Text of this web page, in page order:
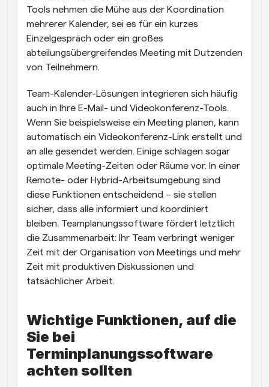
Tools nehmen die Mühe aus der Koordination
mehrerer Kalender, sei es für ein kurzes
Einzelgespräch oder ein großes
abteilungsübergreifendes Meeting mit Dutzenden
von Teilnehmern.
Team-Kalender-Lösungen integrieren sich häufig
auch in Ihre E-Mail- und Videokonferenz-Tools.
Wenn Sie beispielsweise ein Meeting planen, kann
automatisch ein Videokonferenz-Link erstellt und
an alle gesendet werden. Einige schlagen sogar
optimale Meeting-Zeiten oder Räume vor. In einer
Remote- oder Hybrid-Arbeitsumgebung sind
diese Funktionen entscheidend – sie stellen
sicher, dass alle informiert und koordiniert
bleiben. Teamplanungssoftware fördert letztlich
die Zusammenarbeit: Ihr Team verbringt weniger
Zeit mit der Organisation von Meetings und mehr
Zeit mit produktiven Diskussionen und
tatsächlicher Arbeit.
Wichtige Funktionen, auf die
Sie bei
Terminplanungssoftware
achten sollten